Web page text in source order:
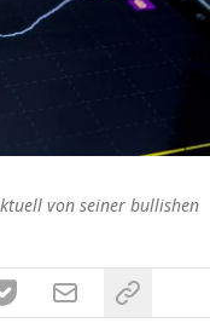
von seiner bullishen